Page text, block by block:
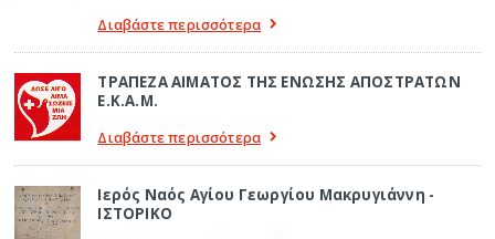
Διαβάστε περισσότερα
ΤΡΑΠΕΖΑ ΑΙΜΑΤΟΣ ΤΗΣ ΕΝΩΣΗΣ ΑΠΟΣΤΡΑΤΩΝ
Ε.Κ.Α.Μ.
Διαβάστε περισσότερα
Ιερός Ναός Αγίου Γεωργίου Μακρυγιάννη -
ΙΣΤΟΡΙΚΟ